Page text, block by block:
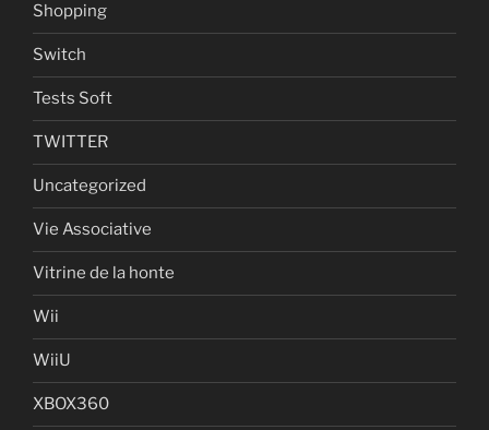
Shopping
Switch
Tests Soft
TWITTER
Uncategorized
Vie Associative
Vitrine de la honte
Wii
WiiU
XBOX360